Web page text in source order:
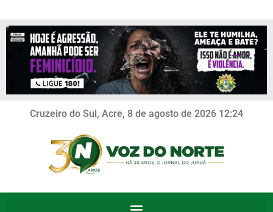
Cruzeiro do Sul, Acre, 8 de agosto de 2026 12:24